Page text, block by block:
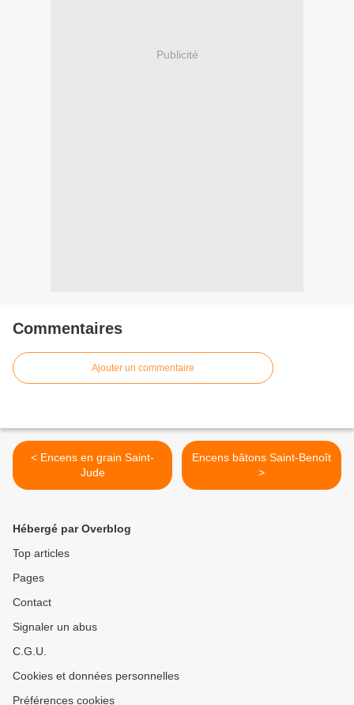
Publicité
Commentaires
Ajouter un commentaire
< Encens en grain Saint-
Jude
Encens bâtons Saint-Benoît
>
Hébergé par Overblog
Top articles
Pages
Contact
Signaler un abus
C.G.U.
Cookies et données personnelles
Préférences cookies